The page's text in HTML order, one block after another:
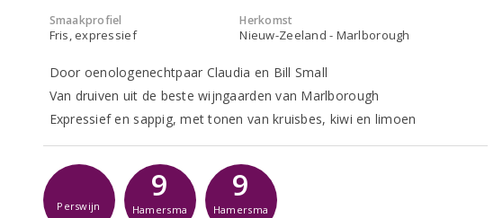
Smaakprofiel
Fris, expressief
Herkomst
Nieuw-Zeeland - Marlborough
Door oenologenechtpaar Claudia en Bill Small
Van druiven uit de beste wijngaarden van Marlborough
Expressief en sappig, met tonen van kruisbes, kiwi en limoen
Perswijn
9
Hamersma
9
Hamersma